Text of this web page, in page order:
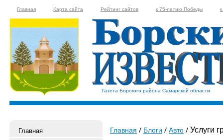
Главная Карта сайта Рейтинг сайтов к 75-летию Победы
Газета Борского района Самарской области
Главная
Главная Блоги Авто Услуги